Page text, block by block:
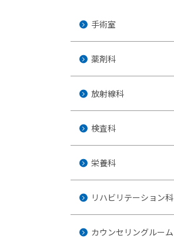
手術室
薬剤科
放射線科
検査科
栄養科
リハビリテーション科
カウンセリングルーム